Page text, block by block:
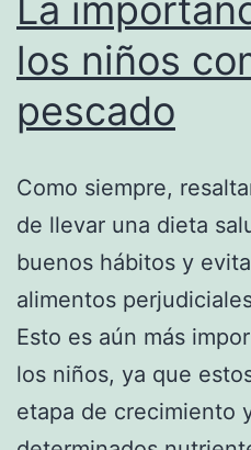
los niños
pescado
Como siempre,
de llevar una dieta
buenos hábitos y
alimentos
Esto es aún más
los niños, ya que
etapa de crecimiento